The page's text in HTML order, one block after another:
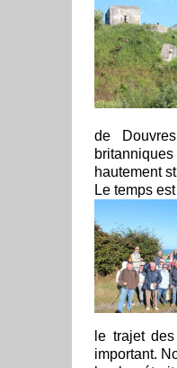
de
hautement
Le temps
le trajet
important.